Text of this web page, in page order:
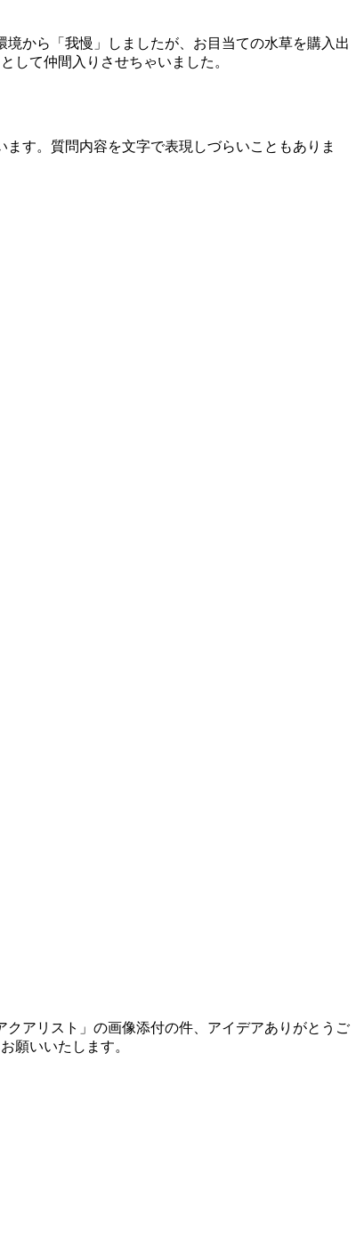
から「我慢」しましたが、お目当ての水草を購入出
して仲間入りさせちゃいました。
す。質問内容を文字で表現しづらいこともありま
アリスト」の画像添付の件、アイデアありがとうご
願いいたします。